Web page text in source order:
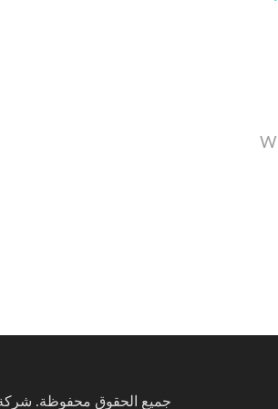
جميع الحقوق محفوظة. شركة